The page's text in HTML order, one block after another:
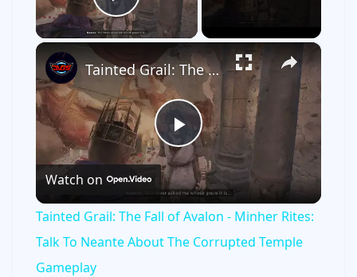
Play Video
×
P
l
a
Tainted Grail: The Fall of Avalon - Minher Rites: Talk To Neante About The Corrupted Temple Gameplay
Watch on
Tainted Grail: The Fall of Avalon - Minher Rites:
Talk To Neante About The Corrupted Temple
Gameplay